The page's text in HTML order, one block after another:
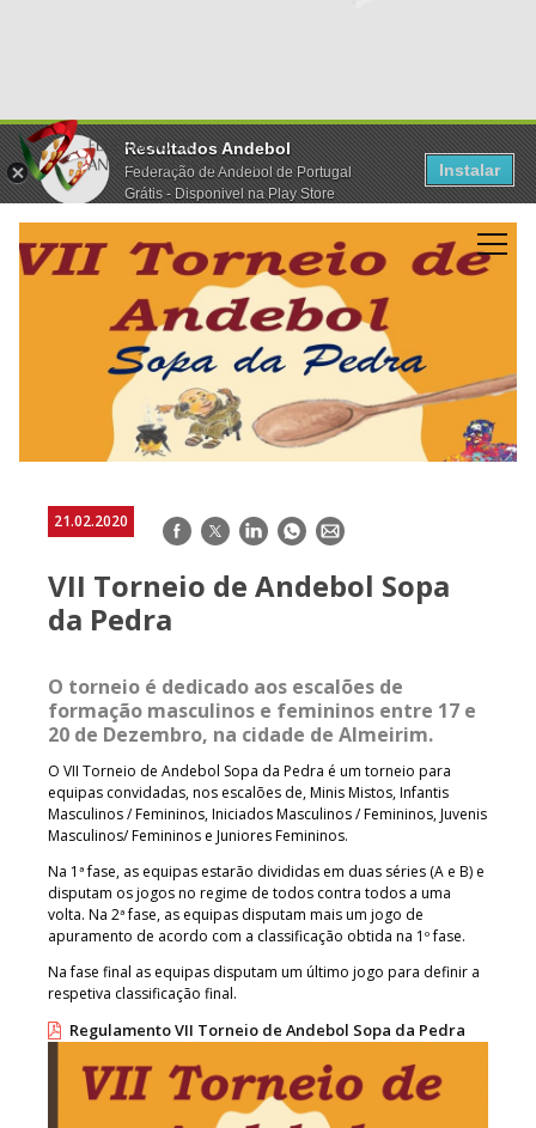
Resultados Andebol
Federação de Andebol de Portugal
Grátis - Disponivel na Play Store
Instalar
21.02.2020 Facebook
TwitterLinkedInWhatsApp
E-
VII Torneio de Andebol Sopa
da Pedra
O torneio é dedicado aos escalões de
formação masculinos e femininos entre 17 e
20 de Dezembro, na cidade de Almeirim.
O VII Torneio de Andebol Sopa da Pedra é um torneio para
equipas convidadas, nos escalões de, Minis Mistos, Infantis
Masculinos / Femininos, Iniciados Masculinos / Femininos, Juvenis
Masculinos/ Femininos e Juniores Femininos.
Na 1ª fase, as equipas estarão divididas em duas séries (A e B) e
disputam os jogos no regime de todos contra todos a uma
volta. Na 2ª fase, as equipas disputam mais um jogo de
apuramento de acordo com a classificação obtida na 1º fase.
Na fase final as equipas disputam um último jogo para definir a
respetiva classificação final.
Regulamento VII Torneio de Andebol Sopa da Pedra